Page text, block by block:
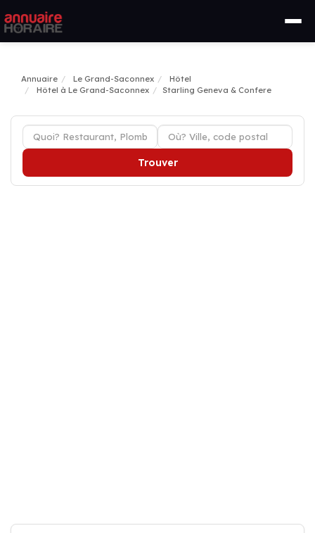
Annuaire Le Grand-Saconnex
Hôtel
Hôtel à Le Grand-Saconnex
Starling Geneva & Confere
Trouver